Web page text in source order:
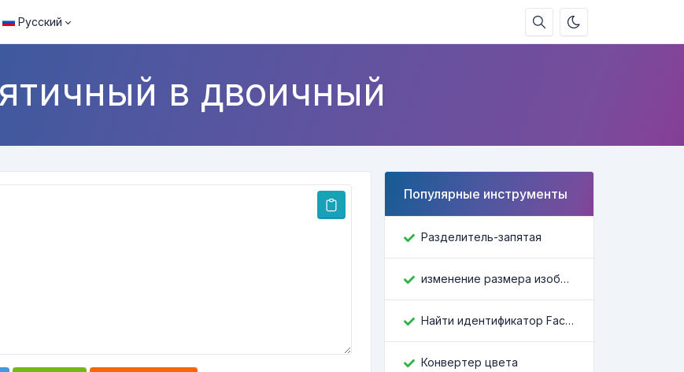
Русский
в двоичный
Популярные инструменты
Разделитель-запятая
изменение размера изображения
Найти идентификатор Facebook
Конвертер цвета